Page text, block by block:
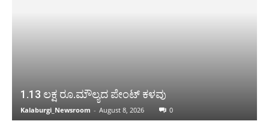
1.13 ಲಕ್ಷ ರೂ.ಮೌಲ್ಯದ ಪೇಂಟ್ ಕಳವು
Kalaburgi_Newsroom - August 8, 2026 0